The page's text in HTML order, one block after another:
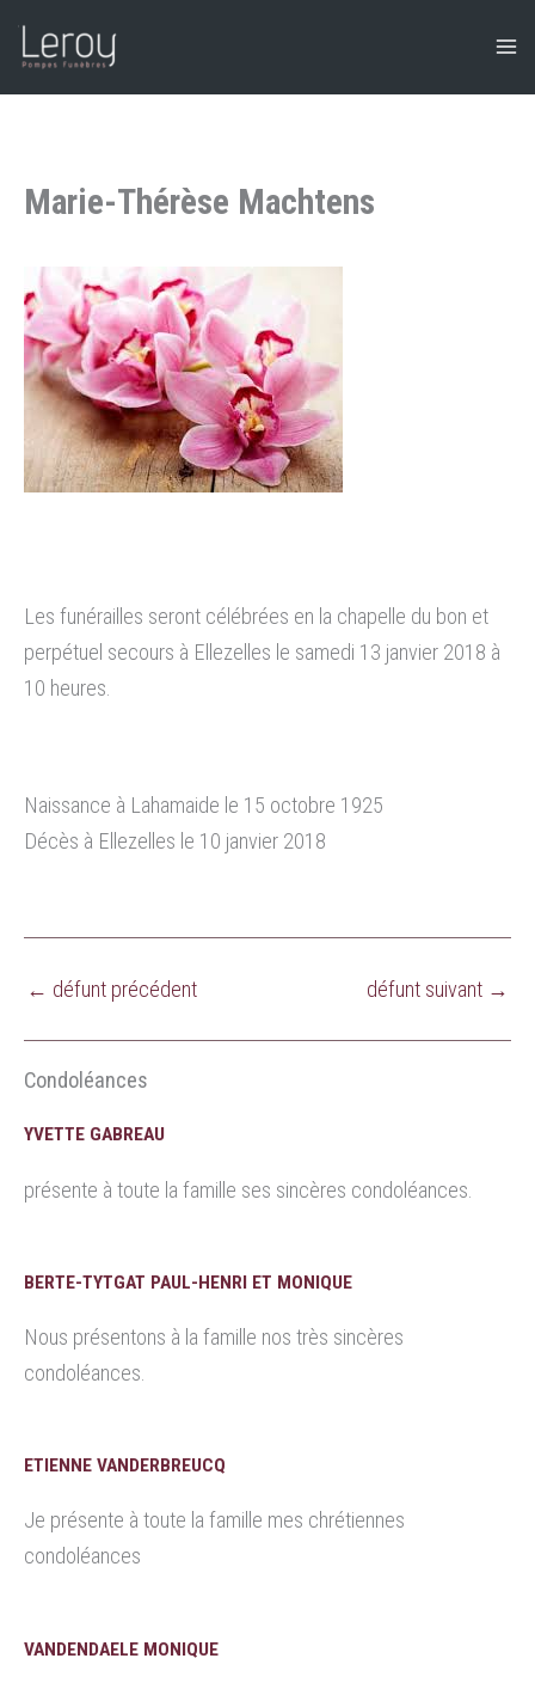
Marie-Thérèse Machtens
Les funérailles seront célébrées en la chapelle du bon et
perpétuel secours à Ellezelles le samedi 13 janvier 2018 à
10 heures.
Naissance à Lahamaide le 15 octobre 1925
Décès à Ellezelles le 10 janvier 2018
← défunt précédent défunt suivant →
Condoléances
YVETTE GABREAU
présente à toute la famille ses sincères condoléances.
BERTE-TYTGAT PAUL-HENRI ET MONIQUE
Nous présentons à la famille nos très sincères
condoléances.
ETIENNE VANDERBREUCQ
Je présente à toute la famille mes chrétiennes
condoléances
VANDENDAELE MONIQUE